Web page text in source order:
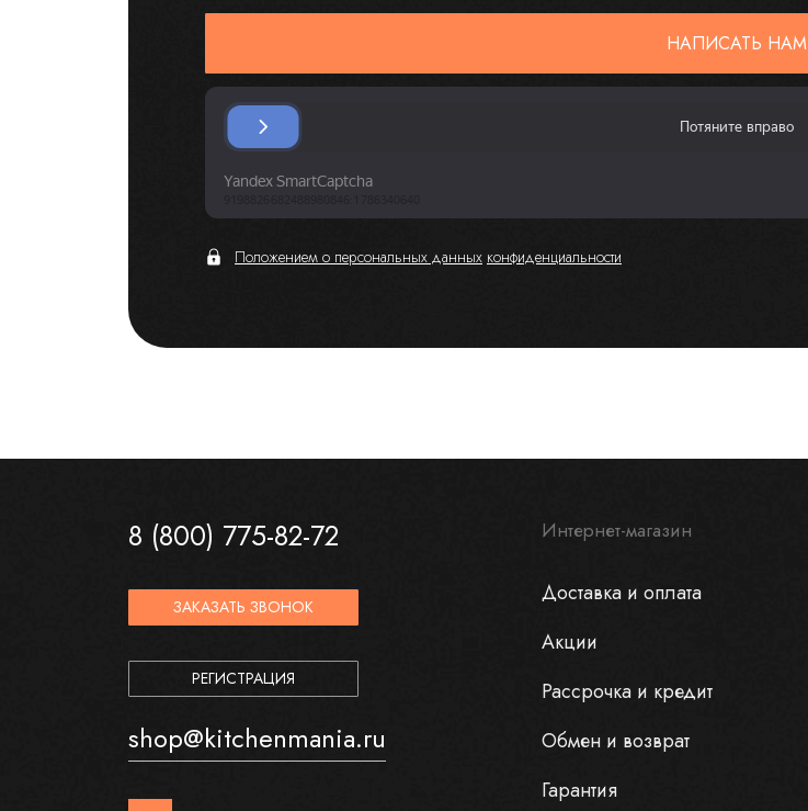
НАПИСАТЬ НАМ
Положением о персональных данных конфиденциальности
8 (800) 775-82-72
ЗАКАЗАТЬ ЗВОНОК
РЕГИСТРАЦИЯ
shop@kitchenmania.ru
Интернет-магазин
Доставка и оплата
Акции
Рассрочка и кредит
Обмен и возврат
Гарантия